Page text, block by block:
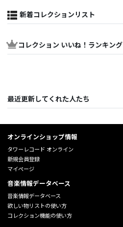
新着コレクションリスト
コレクション いいね！ランキング
最近更新してくれた人たち
オンラインショップ情報
タワーレコード オンライン
新規会員登録
マイページ
音楽情報データベース
音楽情報データベース
欲しい物リストの使い方
コレクション機能の使い方